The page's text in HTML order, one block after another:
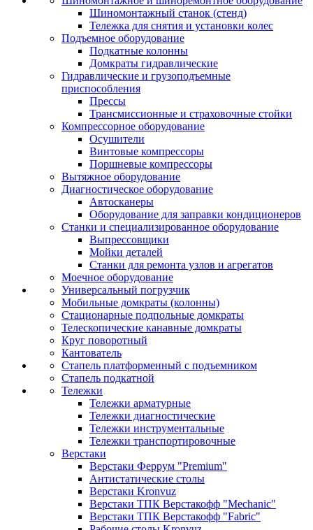
Шиномонтажный станок (стенд)
Тележка для снятия и установки колес
Подъемное оборудование
Подкатные колонны
Домкраты гидравлические
Гидравлические и грузоподъемные
приспособления
Прессы
Трансмиссионные и страховочные стойки
Компрессорное оборудование
Осушители
Винтовые компрессоры
Поршневые компрессоры
Вытяжное оборудование
Диагностическое оборудование
Автосканеры
Оборудование для заправки кондиционеров
Станки и специализированное оборудование
Выпрессовщики
Мойки деталей
Станки для ремонта узлов и агрегатов
Моечное оборудование
Универсальный погрузчик
Мобильные домкраты (колонны)
Стационарные подпольные домкраты
Телескопические канавные домкраты
Круг поворотный
Кантователь
Стапель платформенный с подъемником
Стапель подкатной
Тележки
Тележки арматурные
Тележки диагностические
Тележки инструментальные
Тележки транспортировочные
Верстаки
Верстаки Феррум "Premium"
Антистатические столы
Верстаки Kronvuz
Верстаки ТПК Верстакофф "Mechanic"
Верстаки ТПК Верстакофф "Fabric"